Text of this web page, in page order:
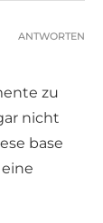
zu
nicht
base
ANTWORTEN